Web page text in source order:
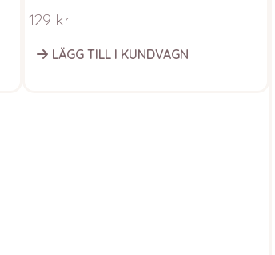
129 kr
LÄGG TILL I KUNDVAGN